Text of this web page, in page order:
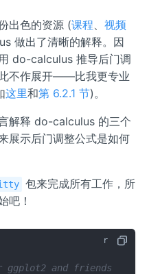
出色的资源 (课程
视频
做出了清晰的解释。因
do-calculus 推导后门调
不作展开——比我更专业
这里和第 6.2.1 节)。
解释 do-calculus 的三个
展示后门调整公式是如何
包来完成所有工作，所
吧！
ggplot2 and friends